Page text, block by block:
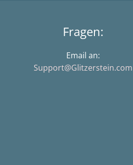
Fragen:
Email an:
Support@Glitzerstein.com